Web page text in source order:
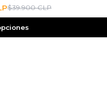
$39.900 CLP